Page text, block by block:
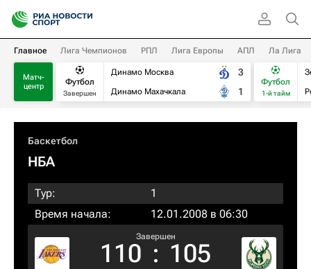
Главное Лига Чемпионов РПЛ Лига Европы АПЛ Ла Лига
Матч-
центр
Футбол
Завершен
Динамо Москва
Динамо Махачкала
3
1
Футбол
1-й тайм
Баскетбол
НБА
Тур:
1
Время начала:
12.01.2008 в 06:30
Завершен
110 : 105